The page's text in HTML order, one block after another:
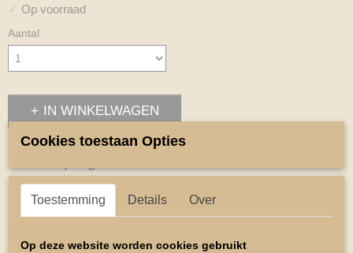
✓ Op voorraad
Aantal
IN WINKELWAGEN
Deze halsters zijn speciaal ontworpen voor de maten van mini
shetlanders Amirican Miniature paardjes
Cookies toestaan Opties
Toestemming Details Over
Op deze website worden cookies gebruikt